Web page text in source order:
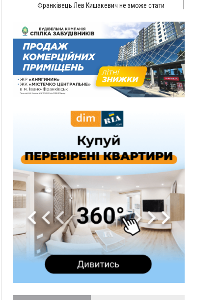
Франківець Лев Кишакевич не зможе стати
14:14
У Ворохті проведуть Кубок ФЛСУ зі стрибків
на лижах, пам'яті оборонця Богдана Бухонка
13:30
ФОТО На Калущині розшукали чоловіка, який
три дні блукав у лісі
13:14
Боднар розповів про реакцію влади Польщі
на атаки на українців та про зміни після 23
серпня
Коломию з Днем міста
Вчора у Франківську, Коломиї, Долині та
Яремче зафіксували рекордну спеку
У Надвірній п'яна жінка побила малолітнього
хлопчика: суд призначив штраф і 30 тисяч
11:17
У басейні Дністра встановилася гідрологічна
посуха - рівні води наблизилися до найнижчих
показників
У Бурштині поблизу АЗС сталася масова бійка,
поліція з'ясовує обставини
10:30
ФОП із Житомира після купівлі права
вимоги за 120 тисяч позивається до
Франківська на понад 20 млн грн
У горах біля Осмолоди за допомогою БПЛА
розшукали двох жінок, які заблукали під час